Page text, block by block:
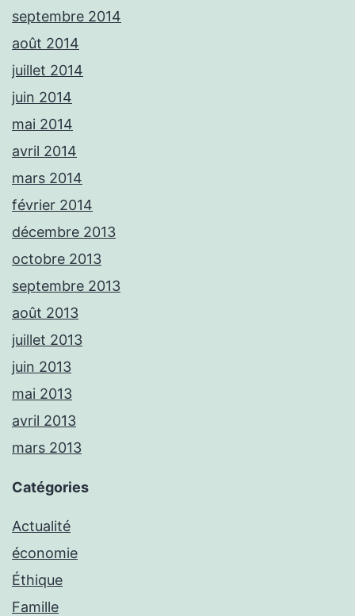
septembre 2014
août 2014
juillet 2014
juin 2014
mai 2014
avril 2014
mars 2014
février 2014
décembre 2013
octobre 2013
septembre 2013
août 2013
juillet 2013
juin 2013
mai 2013
avril 2013
mars 2013
Catégories
Actualité
économie
Éthique
Famille